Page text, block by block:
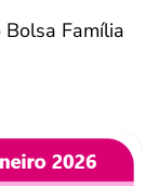
Família